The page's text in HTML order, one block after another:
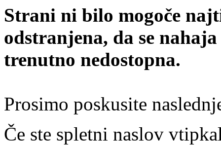
Strani ni bilo mogoče
odstranjena, da se
trenutno nedostopna.
Prosimo poskusite
Če ste spletni naslov